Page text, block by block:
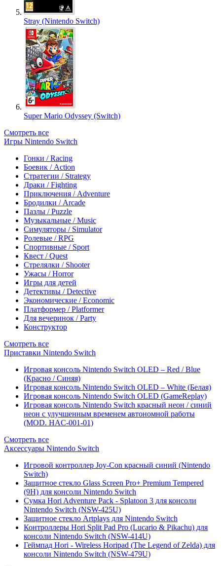
Stray (Nintendo Switch)
Super Mario Odyssey (Switch)
Смотреть все
Игры Nintendo Switch
Гонки / Racing
Боевик / Action
Стратегии / Strategy
Драки / Fighting
Приключения / Adventure
Бродилки / Arcade
Пазлы / Puzzle
Музыкальные / Music
Симуляторы / Simulator
Ролевые / RPG
Спортивные / Sport
Квест / Quest
Стрелялки / Shooter
Ужасы / Horror
Игры для детей
Детективы / Detective
Экономические / Economic
Платформер / Platformer
Для вечеринок / Party
Конструктор
Смотреть все
Приставки Nintendo Switch
Игровая консоль Nintendo Switch OLED – Red / Blue
(Красно / Синяя)
Игровая консоль Nintendo Switch OLED – White (Белая)
Игровая консоль Nintendo Switch OLED (GameReplay)
Игровая консоль Nintendo Switch красный неон / синий
неон с улучшенным временем автономной работы
(MOD. HAC-001-01)
Смотреть все
Аксессуары Nintendo Switch
Игровой контроллер Joy-Con красный синий (Nintendo
Switch)
Защитное стекло Glass Screen Pro+ Premium Tempered
(9H) для консоли Nintendo Switch
Сумка Hori Adventure Pack - Splatoon 3 для консоли
Nintendo Switch (NSW-425U)
Защитное стекло Artplays для Nintendo Switch
Контроллеры Hori Split Pad Pro (Lucario & Pikachu) для
консоли Nintendo Switch (NSW-414U)
Геймпад Hori - Wireless Horipad (The Legend of Zelda) для
консоли Nintendo Switch (NSW-479U)